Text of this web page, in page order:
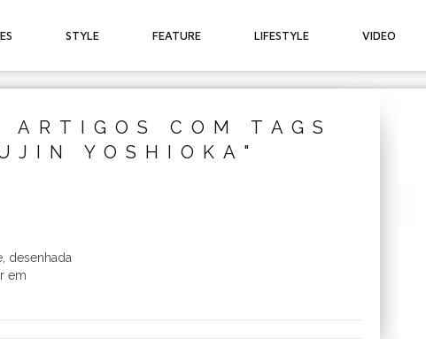
STYLE FEATURE LIFESTYLE VIDEO
ARTIGOS COM TAGS
YOSHIOKA"
desenhada
em